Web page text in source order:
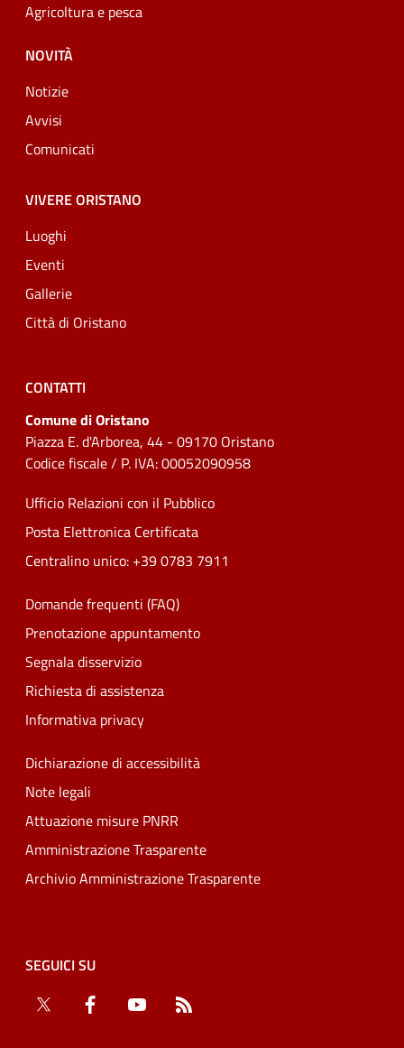
Agricoltura e pesca
NOVITÀ
Notizie
Avvisi
Comunicati
VIVERE ORISTANO
Luoghi
Eventi
Gallerie
Città di Oristano
CONTATTI
Comune di Oristano
Piazza E. d'Arborea, 44 - 09170 Oristano
Codice fiscale / P. IVA: 00052090958
Ufficio Relazioni con il Pubblico
Posta Elettronica Certificata
Centralino unico: +39 0783 7911
Domande frequenti (FAQ)
Prenotazione appuntamento
Segnala disservizio
Richiesta di assistenza
Informativa privacy
Dichiarazione di accessibilità
Note legali
Attuazione misure PNRR
Amministrazione Trasparente
Archivio Amministrazione Trasparente
SEGUICI SU
Twitter
Facebook YouTube